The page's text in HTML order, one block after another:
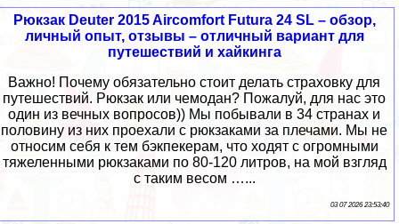
Рюкзак Deuter 2015 Aircomfort Futura 24 SL – обзор,
личный опыт, отзывы – отличный вариант для
путешествий и хайкинга
Важно! Почему обязательно стоит делать страховку для
путешествий. Рюкзак или чемодан? Пожалуй, для нас это
один из вечных вопросов)) Мы побывали в 34 странах и
половину из них проехали с рюкзаками за плечами. Мы не
относим себя к тем бэкпекерам, что ходят с огромными
тяжеленными рюкзаками по 80-120 литров, на мой взгляд
с таким весом …...
03 07 2026 23:53:40